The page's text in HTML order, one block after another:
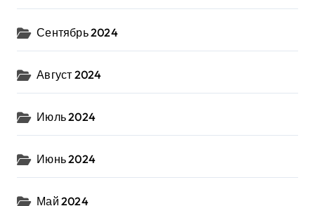
Сентябрь 2024
Август 2024
Июль 2024
Июнь 2024
Май 2024